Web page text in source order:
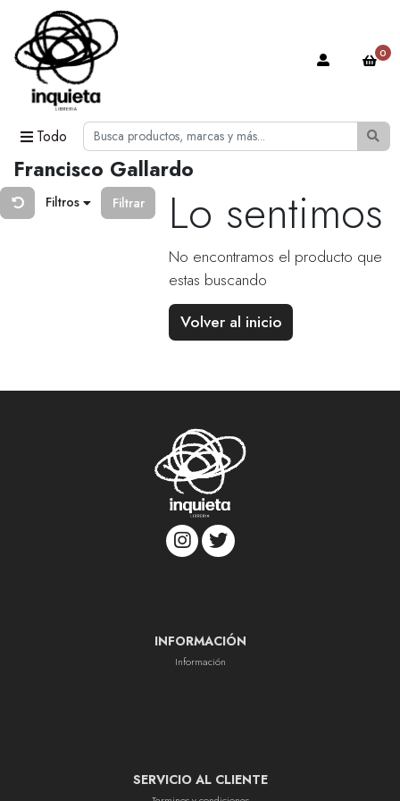
Todo
0
Francisco Gallardo
Filtros Filtrar Lo sentimos
No encontramos el producto que
estas buscando
Volver al inicio
INFORMACIÓN
Información
SERVICIO AL CLIENTE